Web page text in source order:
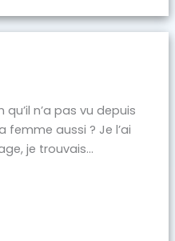
n’a pas vu depuis
femme aussi ? Je l’ai
je trouvais...